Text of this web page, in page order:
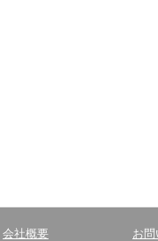
会社概要 お